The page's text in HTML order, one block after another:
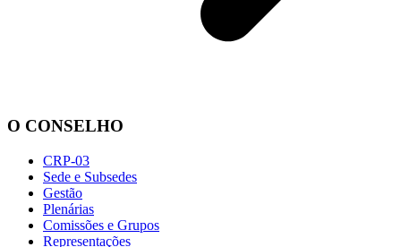
O CONSELHO
CRP-03
Sede e Subsedes
Gestão
Plenárias
Comissões e Grupos
Representações